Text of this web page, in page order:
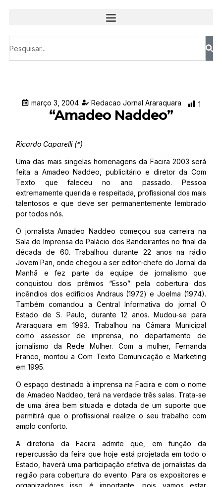
março 3, 2004 Redacao Jornal Araraquara 1
“Amadeo Naddeo”
Ricardo Caparelli (*)
Uma das mais singelas homenagens da Facira 2003 será
feita a Amadeo Naddeo, publicitário e diretor da Com
Texto que faleceu no ano passado. Pessoa
extremamente querida e respeitada, profissional dos mais
talentosos e que deve ser permanentemente lembrado
por todos nós.
O jornalista Amadeo Naddeo começou sua carreira na
Sala de Imprensa do Palácio dos Bandeirantes no final da
década de 60. Trabalhou durante 22 anos na rádio
Jovem Pan, onde chegou a ser editor-chefe do Jornal da
Manhã e fez parte da equipe de jornalismo que
conquistou dois prêmios “Esso” pela cobertura dos
incêndios dos edifícios Andraus (1972) e Joelma (1974).
Também comandou a Central Informativa do jornal O
Estado de S. Paulo, durante 12 anos. Mudou-se para
Araraquara em 1993. Trabalhou na Câmara Municipal
como assessor de imprensa, no departamento de
jornalismo da Rede Mulher. Com a mulher, Fernanda
Franco, montou a Com Texto Comunicação e Marketing
em 1995.
O espaço destinado à imprensa na Facira e com o nome
de Amadeo Naddeo, terá na verdade três salas. Trata-se
de uma área bem situada e dotada de um suporte que
permitirá que o profissional realize o seu trabalho com
amplo conforto.
A diretoria da Facira admite que, em função da
repercussão da feira que hoje está projetada em todo o
Estado, haverá uma participação efetiva de jornalistas da
região para cobertura do evento. Para os expositores e
organizadores isso é importante, pois vamos estar